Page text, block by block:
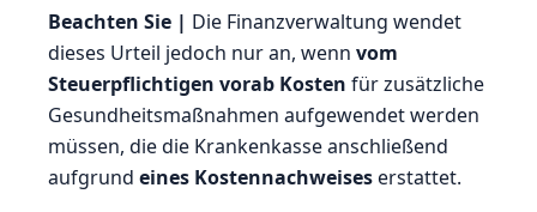
Beachten Sie | Die Finanzverwaltung wendet
dieses Urteil jedoch nur an, wennvom
Steuerpflichtigen vorab Kosten für zusätzliche
Gesundheitsmaßnahmen aufgewendet werden
müssen, die die Krankenkasse anschließend
aufgrundeines Kostennachweiseserstattet.